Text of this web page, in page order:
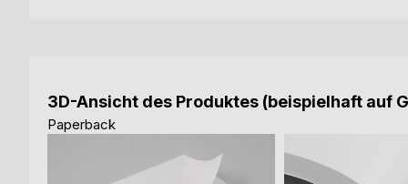
3D-Ansicht des Produktes (beispielhaft auf
Paperback